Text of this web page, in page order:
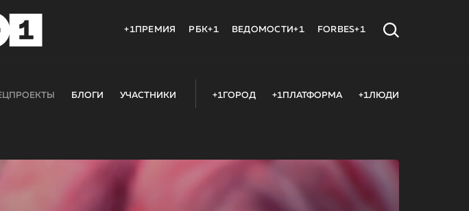
+1ПРЕМИЯ РБК+1 ВЕДОМОСТИ+1 FORBES+1
БЛОГИ УЧАСТНИКИ +1ГОРОД +1ПЛАТФОРМА +1ЛЮДИ